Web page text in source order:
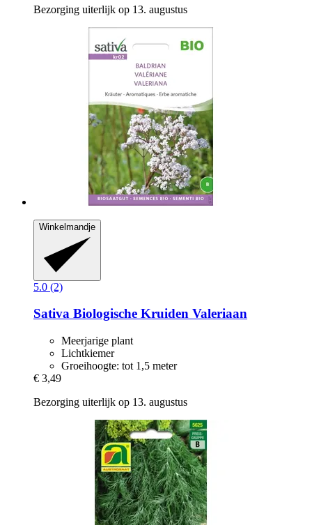
Bezorging uiterlijk op 13. augustus
Winkelmandje
5.0 (2)
Sativa Biologische Kruiden Valeriaan
Meerjarige plant
Lichtkiemer
Groeihoogte: tot 1,5 meter
€ 3,49
Bezorging uiterlijk op 13. augustus